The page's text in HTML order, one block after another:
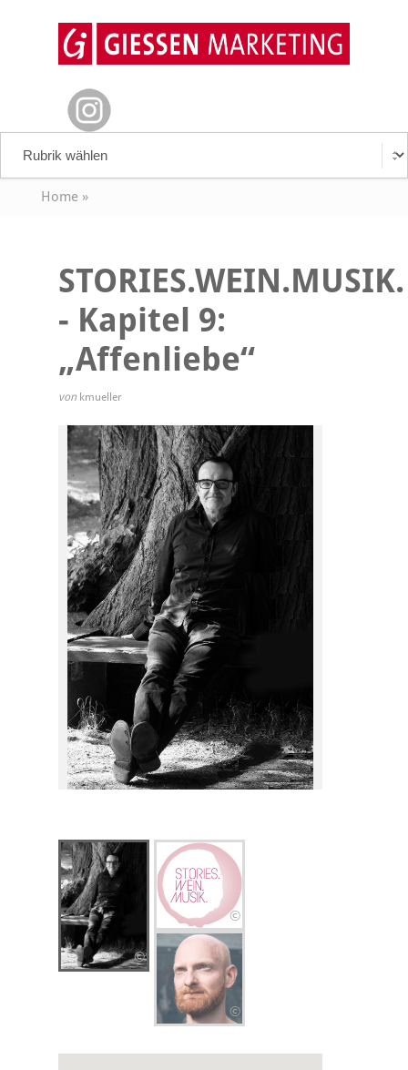
Home»
STORIES.WEIN.MUSIK.
- Kapitel 9:
„Affenliebe“
von kmueller
©
©
©